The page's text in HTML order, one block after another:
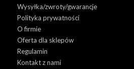
Wysyłka/zwroty/gwarancje
Polityka prywatności
O firmie
Oferta dla sklepów
Regulamin
Kontakt z nami